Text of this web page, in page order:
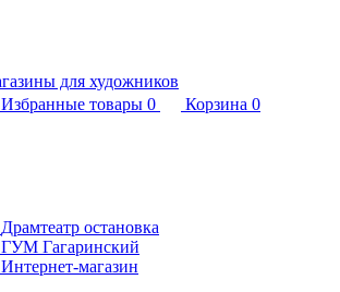
Избранные товары 0 Корзина 0
Драмтеатр остановка
ГУМ Гагаринский
Интернет-магазин